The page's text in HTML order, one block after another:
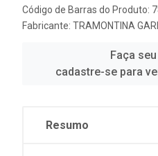
Código de Barras do Produto:
Fabricante: TRAMONTINA
Faça
cadastre-se para
Resumo